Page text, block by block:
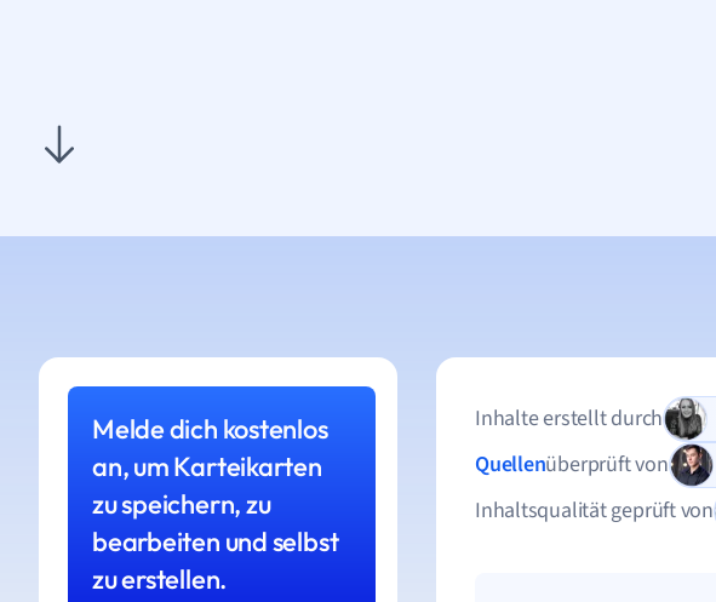
Melde dich kostenlos
an, um Karteikarten
zu speichern, zu
bearbeiten und selbst
zu erstellen.
Inhalte erstellt durch
Quellenüberprüft von
Inhaltsqualität geprüft von